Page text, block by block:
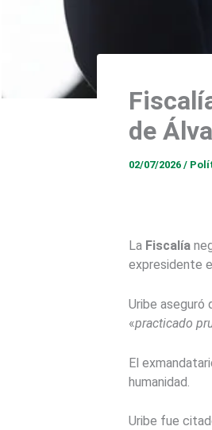
de
02/07/2026 /
La Fiscalía
expresidente
Uribe aseguró
«practicado
El
humanidad.
Uribe fue